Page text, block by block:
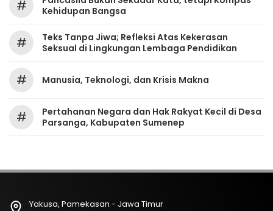
#
Kehidupan Bangsa
#
Teks Tanpa Jiwa; Refleksi Atas Kekerasan
Seksual di Lingkungan Lembaga Pendidikan
# Manusia, Teknologi, dan Krisis Makna
#
Pertahanan Negara dan Hak Rakyat Kecil di Desa
Parsanga, Kabupaten Sumenep
Yakusa, Pamekasan - Jawa Timur